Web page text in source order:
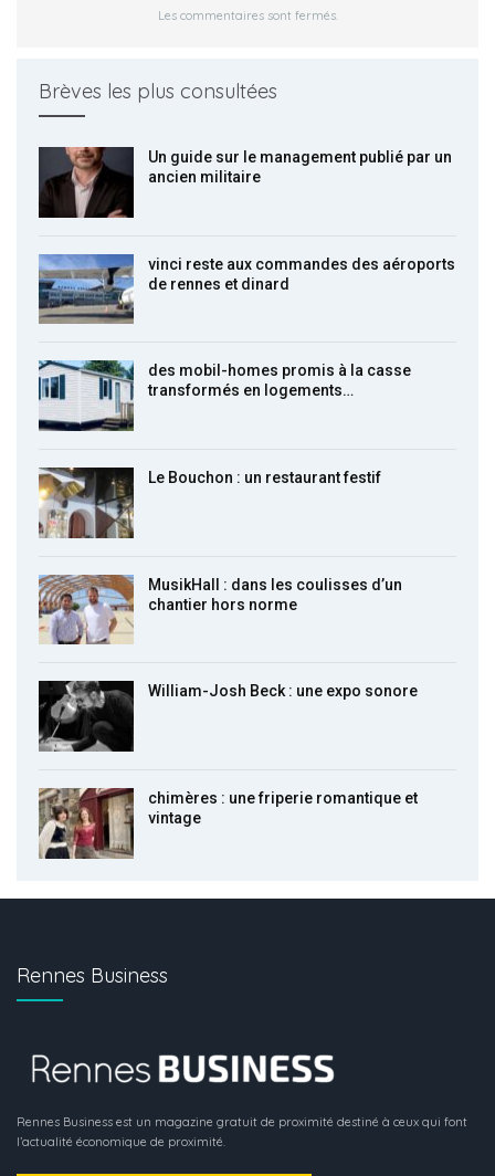
Les commentaires sont fermés.
Brèves les plus consultées
Un guide sur le management publié par un
ancien militaire
vinci reste aux commandes des aéroports
de rennes et dinard
des mobil-homes promis à la casse
transformés en logements…
Le Bouchon : un restaurant festif
MusikHall : dans les coulisses d’un
chantier hors norme
William-Josh Beck : une expo sonore
chimères : une friperie romantique et
vintage
Rennes Business
Rennes Business est un magazine gratuit de proximité destiné à ceux qui font
l’actualité économique de proximité.